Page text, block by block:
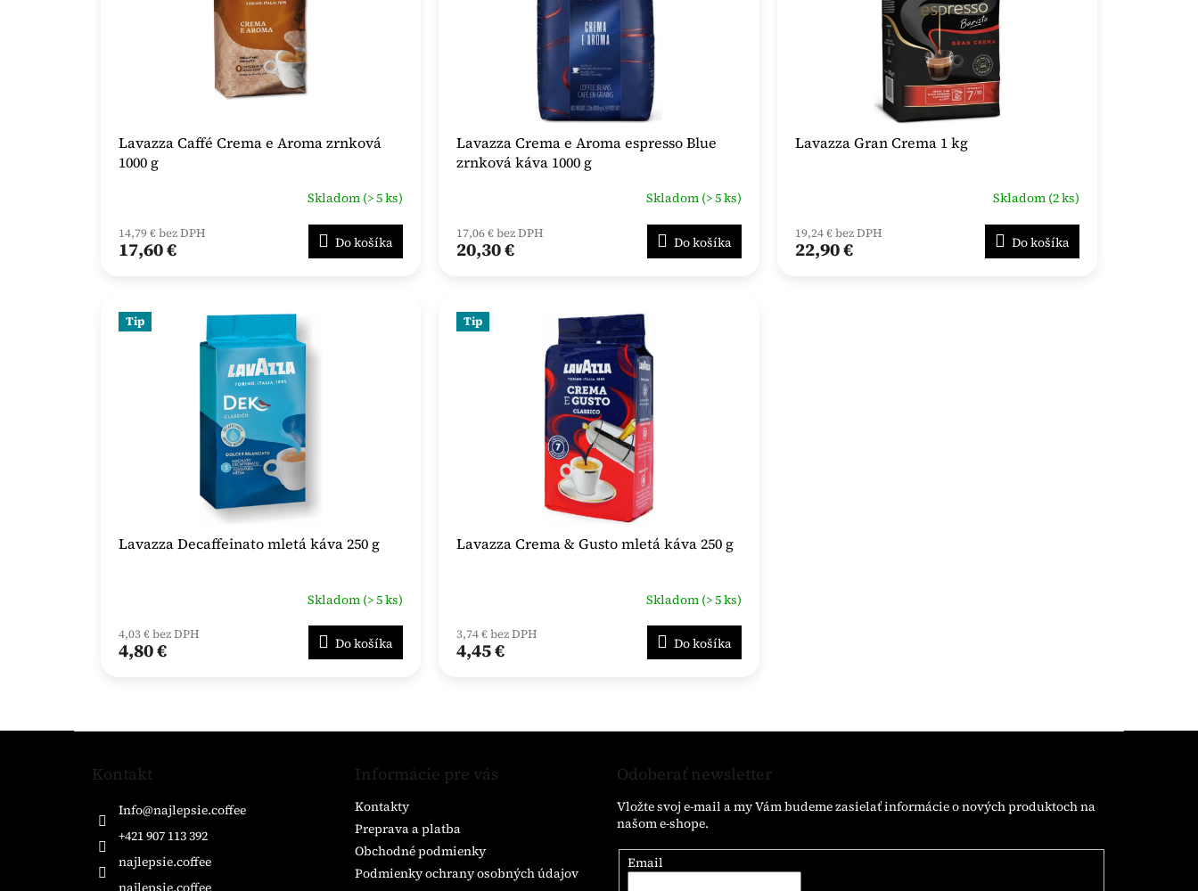
Lavazza Caffé Crema e Aroma zrnková
1000 g
Skladom (> 5 ks)
14,79 € bez DPH
17,60 € Do košíka
Lavazza Crema e Aroma espresso Blue
zrnková káva 1000 g
Skladom (> 5 ks)
17,06 € bez DPH
20,30 € Do košíka
Lavazza Gran Crema 1 kg
Skladom (2 ks)
19,24 € bez DPH
22,90 € Do košíka
Tip
Lavazza Decaffeinato mletá káva 250 g
Skladom (> 5 ks)
4,03 € bez DPH
4,80 € Do košíka
Tip
Lavazza Crema & Gusto mletá káva 250 g
Skladom (> 5 ks)
3,74 € bez DPH
4,45 € Do košíka
Kontakt
Info@najlepsie.coffee
+421 907 113 392
najlepsie.coffee
Informácie pre vás
Kontakty
Preprava a platba
Obchodné podmienky
Podmienky ochrany osobných údajov
Odoberať newsletter
Vložte svoj e-mail a my Vám budeme zasielať informácie o nových produktoch na
našom e-shope.
Email